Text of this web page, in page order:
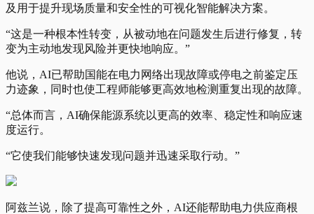
及用于提升现场质量和安全性的可视化智能解决方案。
“这是一种根本性转变，从被动地在问题发生后进行修复，转
变为主动地发现风险并更快地响应。”
他说，AI已帮助国能在电力网络出现故障或停电之前鉴定压
力迹象，同时也使工程师能够更高效地检测重复出现的故障。
“总体而言，AI确保能源系统以更高的效率、稳定性和响应速
度运行。
“它使我们能够快速发现问题并迅速采取行动。”
阿兹兰说，除了提高可靠性之外，AI还能帮助电力供应商根